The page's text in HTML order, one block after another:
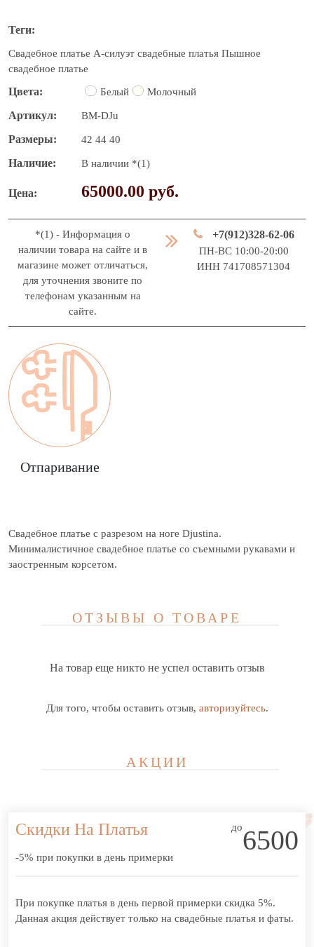
Теги
Свадебное платье А-силуэт свадебные платья Пышное
свадебное платье
Цвета Белый Молочный
Артикул BM-DJu
Размеры 42 44 40
Наличие В наличии *(1)
Цена 65000.00 руб.
*(1) - Информация о
наличии товара на сайте и в
магазине может отличаться,
для уточнения звоните по
телефонам указанным на
сайте.
+7(912)328-62-06
ПН-ВС 10:00-20:00
ИНН 741708571304
Отпаривание
Cвадебное платье с разрезом на ноге Djustina.
Минималистичное свадебное платье со съемными рукавами и
заостренным корсетом.
ОТЗЫВЫ О ТОВАРЕ
На товар еще никто не успел оставить отзыв
Для того, чтобы оставить отзыв, авторизуйтесь.
АКЦИИ
Скидки На Платья
-5% при покупки в день примерки
до6500
При покупке платья в день первой примерки скидка 5%.
Данная акция действует только на свадебные платья и фаты.